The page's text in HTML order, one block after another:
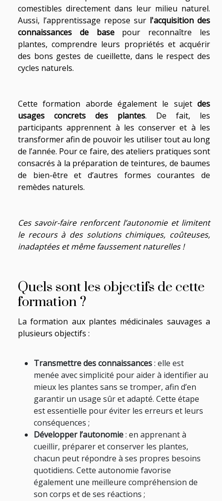
comestibles directement dans leur milieu naturel.
Aussi, l’apprentissage repose sur l'acquisition des
connaissances de basepour reconnaître les
plantes, comprendre leurs propriétés et acquérir
des bons gestes de cueillette, dans le respect des
cycles naturels.
Cette formation aborde également le sujet des
usages concrets des plantes. De fait, les
participants apprennent à les conserver et à les
transformer afin de pouvoir les utiliser tout au long
de l’année. Pour ce faire, des ateliers pratiques sont
consacrés à la préparation de teintures, de baumes
de bien-être et d’autres formes courantes de
remèdes naturels.
Ces savoir-faire renforcent l’autonomie et limitent
le recours à des solutions chimiques, coûteuses,
inadaptées et même faussement naturelles !
Quels sont les objectifs de cette
formation ?
La formation aux plantes médicinales sauvages a
plusieurs objectifs :
Transmettre des connaissances: elle est
menée avec simplicité pour aider à identifier au
mieux les plantes sans se tromper, afin d’en
garantir un usage sûr et adapté. Cette étape
est essentielle pour éviter les erreurs et leurs
conséquences ;
Développer l’autonomie: en apprenant à
cueillir, préparer et conserver les plantes,
chacun peut répondre à ses propres besoins
quotidiens. Cette autonomie favorise
également une meilleure compréhension de
son corps et de ses réactions ;